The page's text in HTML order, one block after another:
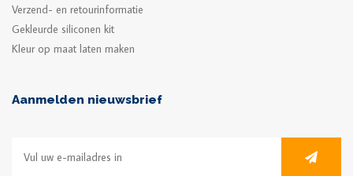
Verzend- en retourinformatie
Gekleurde siliconen kit
Kleur op maat laten maken
Aanmelden nieuwsbrief